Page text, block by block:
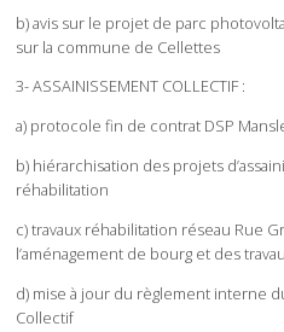
b) avis sur le projet de parc
sur la commune de Cellettes
3- ASSAINISSEMENT COLLECTIF :
a) protocole fin de contrat DSP
b) hiérarchisation des projets
réhabilitation
c) travaux réhabilitation réseau Rue
l’aménagement de bourg et des
d) mise à jour du règlement interne
Collectif